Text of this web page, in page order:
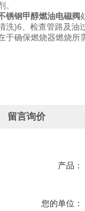
。
锈钢甲醇燃油电磁阀
洗)6、检查管路及油
于确保燃烧器燃烧所
留言询价
产品：
您的单位：